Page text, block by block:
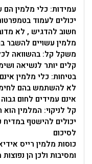
עמידות: כלי מלמין הם
יכולים לעמוד
חשוב להדגיש , לא
מלמין עשויים להשבר
משקל קל: בהשוואה
קלים יותר לנשיאה
בטיחות: כלי מלמין
לא להשתמש בהם
אינם עמידים לחום
קל לניקוי: המלמין
יכולים להישטף במדיח
לסיכום
כוסות מלמין רייס
ומסיבות ולכן הן